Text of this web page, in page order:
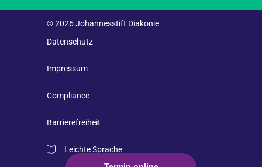
© 2026 Johannesstift Diakonie
Datenschutz
Impressum
Compliance
Barrierefreiheit
Leichte Sprache